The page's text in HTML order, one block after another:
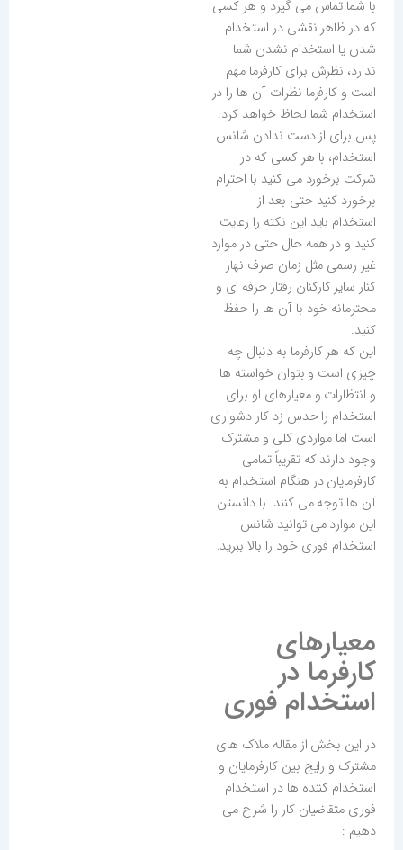
با شما تماس می گیرد و هر کسی
که در ظاهر نقشی در استخدام
شدن یا استخدام نشدن شما
ندارد، نظرش برای کارفرما مهم
است و کارفرما نظرات آن ها را در
استخدام شما لحاظ خواهد کرد.
پس برای از دست ندادن شانس
استخدام، با هر کسی که در
شرکت برخورد می کنید با احترام
برخورد کنید حتی بعد از
استخدام باید این نکته را رعایت
کنید و در همه حال حتی در موارد
غیر رسمی مثل زمان صرف نهار
کنار سایر کارکنان رفتار حرفه ای و
محترمانه خود با آن ها را حفظ
کنید.
این که هر کارفرما به دنبال چه
چیزی است و بتوان خواسته ها
و انتظارات و معیارهای او برای
استخدام را حدس زد کار دشواری
است اما مواردی کلی و مشترک
وجود دارند که تقریباً تمامی
کارفرمایان در هنگام استخدام به
آن ها توجه می کنند. با دانستن
این موارد می توانید شانس
استخدام فوری خود را بالا ببرید.
معیارهای
کارفرما در
استخدام فوری
در این بخش از مقاله ملاک های
مشترک و رایج بین کارفرمایان و
استخدام کننده ها در استخدام
فوری متقاضیان کار را شرح می
دهیم :